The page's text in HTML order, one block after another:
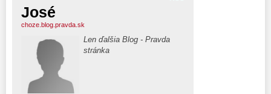
José
choze.blog.pravda.sk
Len ďalšia Blog - Pravda
stránka